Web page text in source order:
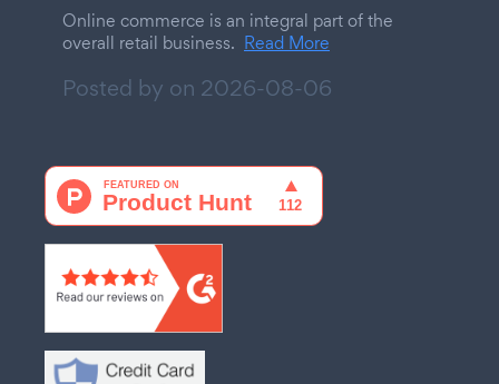
Online commerce is an integral part of the
overall retail business. Read More
Posted by on 2026-08-06